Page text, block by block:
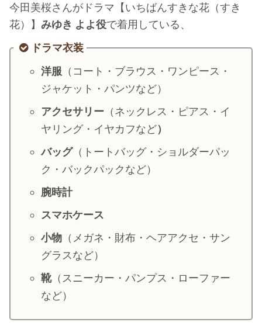
・赤楚衛二
・木村拓哉（キムタク）
・佐藤健
玉森裕太
岡田将生
平野紫耀
山田裕貴
女子アナ衣装
バラエティ番組衣裳
今田美桜さんがドラマ【いちばんすきな花（すき
花）】 みゆき よよ役で着用している、
ドラマ衣装
洋服 （コート・ブラウス・ワンピース・
ジャケット・パンツなど）
アクセサリー （ネックレス・ピアス・イ
ヤリング・イヤカフなど）
バッグ（トートバッグ・ショルダーパッ
ク・バックパックなど）
腕時計
スマホケース
小物 （メガネ・財布・ヘアアクセ・サン
グラスなど）
靴（スニーカー・パンプス・ローファー
など）